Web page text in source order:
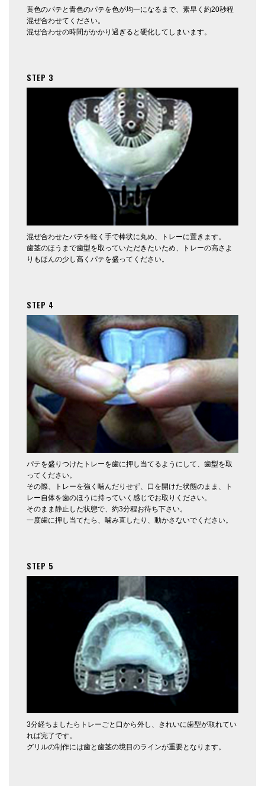
黄色のパテと青色のパテを色が均一になるまで、素早く約20秒程
混ぜ合わせてください。
混ぜ合わせの時間がかかり過ぎると硬化してしまいます。
STEP 3
混ぜ合わせたパテを軽く手で棒状に丸め、トレーに置きます。
歯茎のほうまで歯型を取っていただきたいため、トレーの高さよ
りもほんの少し高くパテを盛ってください。
STEP 4
パテを盛りつけたトレーを歯に押し当てるようにして、歯型を取
ってください。
その際、トレーを強く噛んだりせず、口を開けた状態のまま、ト
レー自体を歯のほうに持っていく感じでお取りください。
そのまま静止した状態で、約3分程お待ち下さい。
一度歯に押し当てたら、噛み直したり、動かさないでください。
STEP 5
3分経ちましたらトレーごと口から外し、きれいに歯型が取れてい
れば完了です。
グリルの制作には歯と歯茎の境目のラインが重要となります。